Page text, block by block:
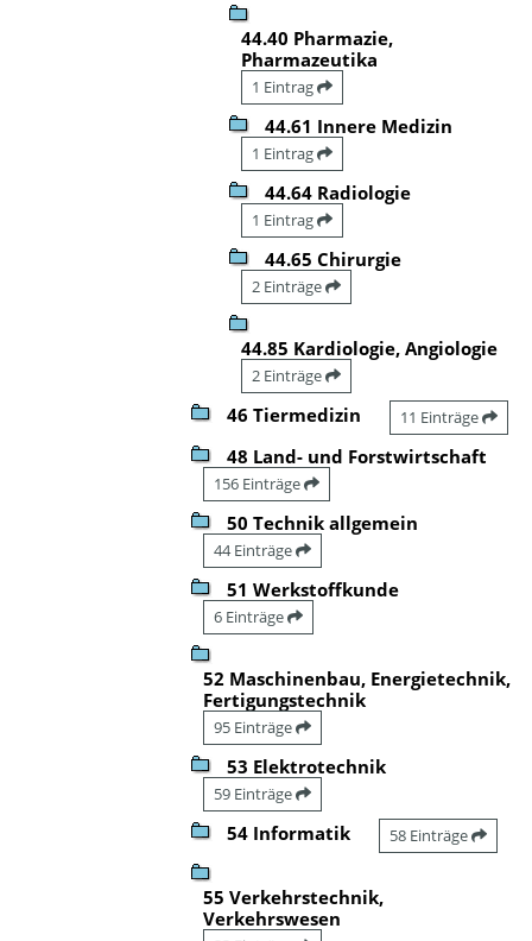
44.40 Pharmazie,
Pharmazeutika
1 Eintrag
44.61 Innere Medizin
1 Eintrag
44.64 Radiologie
1 Eintrag
44.65 Chirurgie
2 Einträge
44.85 Kardiologie, Angiologie
2 Einträge
46 Tiermedizin 11 Einträge
48 Land- und Forstwirtschaft
156 Einträge
50 Technik allgemein
44 Einträge
51 Werkstoffkunde
6 Einträge
52 Maschinenbau, Energietechnik,
Fertigungstechnik
95 Einträge
53 Elektrotechnik
59 Einträge
54 Informatik 58 Einträge
55 Verkehrstechnik,
Verkehrswesen